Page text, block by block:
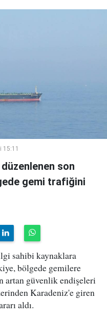
15:11
son
gemi trafiğini
sahibi kaynaklara
bölgede gemilere
artan güvenlik endişeleri
Karadeniz'e giren
aldı.